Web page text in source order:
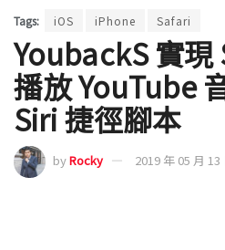
Tags: iOS iPhone Safari
YoubackS 實
播放 YouTube
Siri 捷徑腳本
byRocky 2019 年 05 月 13